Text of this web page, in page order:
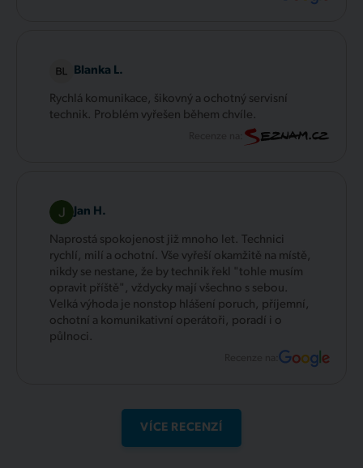
Blanka L.
Rychlá komunikace, šikovný a ochotný servisní
technik. Problém vyřešen během chvíle.
Jan H.
Naprostá spokojenost již mnoho let. Technici
rychlí, milí a ochotní. Vše vyřeší okamžitě na místě,
nikdy se nestane, že by technik řekl "tohle musím
opravit příště", vždycky mají všechno s sebou.
Velká výhoda je nonstop hlášení poruch, příjemní,
ochotní a komunikativní operátoři, poradí i o
půlnoci.
Recenze na:
VÍCE RECENZÍ